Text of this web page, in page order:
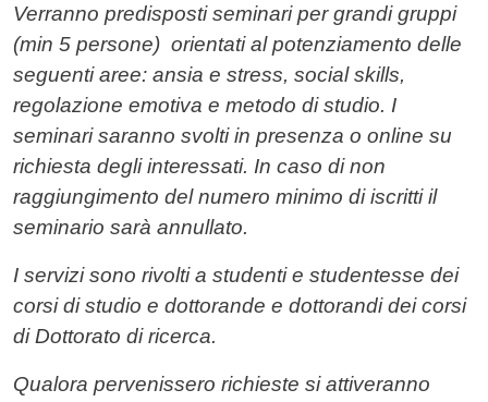
Contenuto
Verranno predisposti seminari per grandi gruppi
(min 5 persone) orientati al potenziamento delle
seguenti aree: ansia e stress, social skills,
regolazione emotiva e metodo di studio. I
seminari saranno svolti in presenza o online su
richiesta degli interessati. In caso di non
raggiungimento del numero minimo di iscritti il
seminario sarà annullato.
I servizi sono rivolti a studenti e studentesse dei
corsi di studio e dottorande e dottorandi dei corsi
di Dottorato di ricerca.
Qualora pervenissero richieste si attiveranno